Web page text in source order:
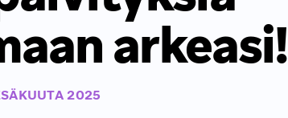
arkeasi!
2025